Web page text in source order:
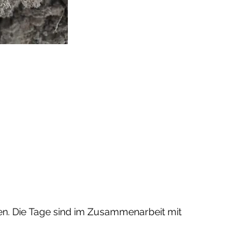
Die Tage sind im Zusammenarbeit mit